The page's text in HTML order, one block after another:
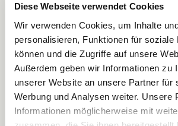
Diese Webseite verwendet Cookies
Wir verwenden Cookies, um Inhalte
personalisieren, Funktionen für soziale
können und die Zugriffe auf unsere
Außerdem geben wir Informationen zu
unserer Website an unsere Partner für
Werbung und Analysen weiter. Unsere
Informationen möglicherweise mit
Karten-
Sichthüllen |
135×200 mm,
transparent
Heyda Heyda